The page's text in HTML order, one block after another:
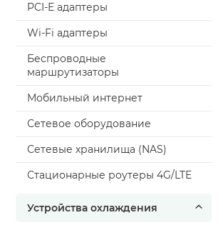
PCI-E адаптеры
Wi-Fi адаптеры
Беспроводные
маршрутизаторы
Мобильный интернет
Сетевое оборудование
Сетевые хранилища (NAS)
Стационарные роутеры 4G/LTE
Устройства охлаждения